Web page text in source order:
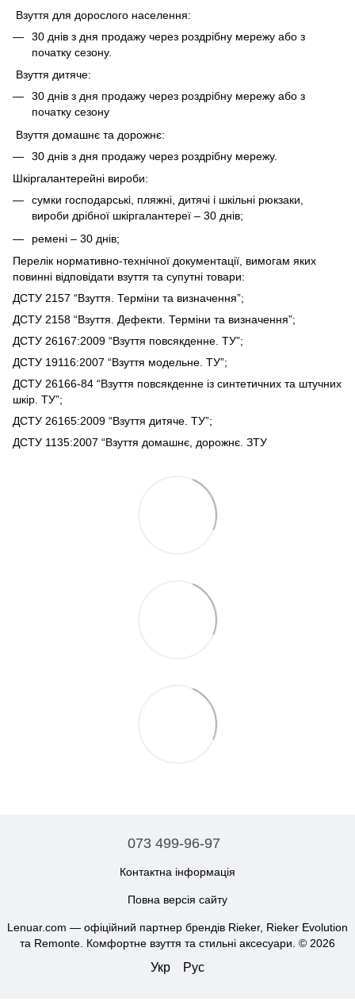
Взуття для дорослого населення:
30 днів з дня продажу через роздрібну мережу або з
початку сезону.
Взуття дитяче:
30 днів з дня продажу через роздрібну мережу або з
початку сезону
Взуття домашнє та дорожнє:
30 днів з дня продажу через роздрібну мережу.
Шкіргалантерейні вироби:
сумки господарські, пляжні, дитячі і шкільні рюкзаки,
вироби дрібної шкіргалантереї – 30 днів;
ремені – 30 днів;
Перелік нормативно-технічної документації, вимогам яких
повинні відповідати взуття та супутні товари:
ДСТУ 2157 “Взуття. Терміни та визначення”;
ДСТУ 2158 “Взуття. Дефекти. Терміни та визначення”;
ДСТУ 26167:2009 “Взуття повсякденне. ТУ”;
ДСТУ 19116:2007 “Взуття модельне. ТУ”;
ДСТУ 26166-84 “Взуття повсякденне із синтетичних та штучних
шкір. ТУ”;
ДСТУ 26165:2009 “Взуття дитяче. ТУ”;
ДСТУ 1135:2007 “Взуття домашнє, дорожнє. ЗТУ
073 499-96-97
Контактна інформація
Повна версія сайту
Lenuar.com — офіційний партнер брендів Rieker, Rieker Evolution
та Remonte. Комфортне взуття та стильні аксесуари. © 2026
Укр Рус